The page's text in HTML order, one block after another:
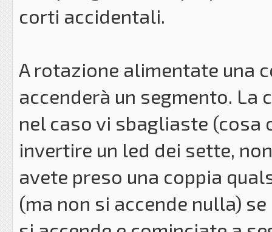
corti accidentali.
A rotazione alimentate una
accenderà un segmento. La
nel caso vi sbagliaste (cosa
invertire un led dei sette,
avete preso una coppia
(ma non si accende nulla)